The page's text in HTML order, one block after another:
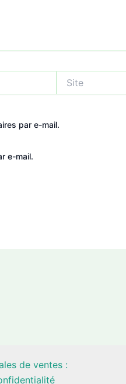
par e-mail.
e-mail.
de ventes :